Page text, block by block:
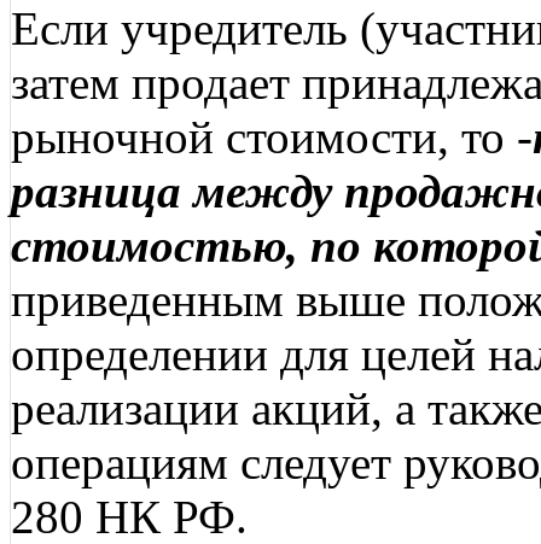
Если учредитель
затем продает
рыночной стоимости, то -
разница между
стоимостью, по
приведенным выше
определении для целей
реализации акций, а
операциям следует
280 НК РФ.